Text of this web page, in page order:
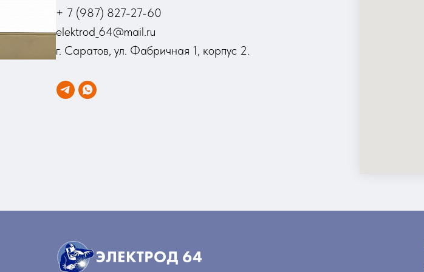
+ 7 (987) 827-27-60
elektrod_64@mail.ru
г. Саратов, ул. Фабричная 1, корпус 2.